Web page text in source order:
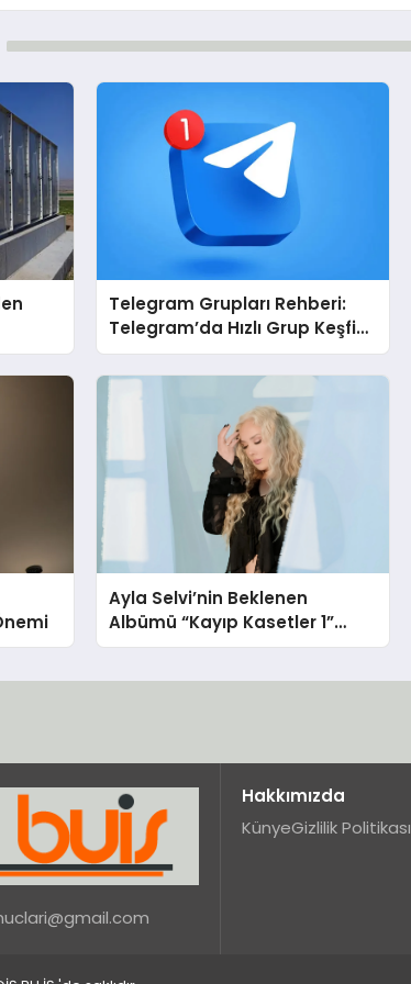
Telegram Grupları Rehberi:
Telegram’da Hızlı Grup Keşfi
İçin Grupbul.com
Ayla Selvi’nin Beklenen
Albümü “Kayıp Kasetler 1”
Yayınlandı!
Hakkımızda
KünyeGizlilik Politikası